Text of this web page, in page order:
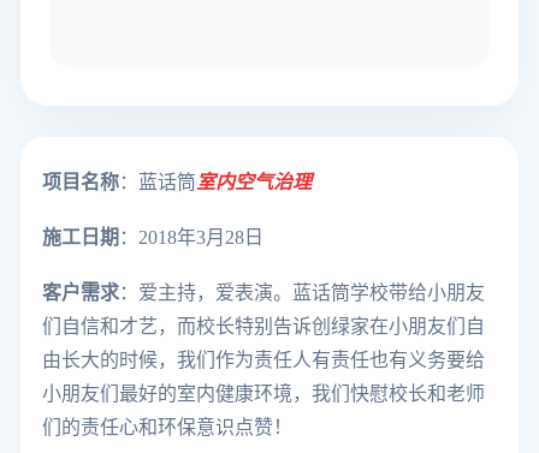
项目名称：蓝话筒 室内空气治理
施工日期 ：2018年3月28日
客户需求：爱主持，爱表演。蓝话筒学校带给小朋友
们自信和才艺，而校长特别告诉创绿家在小朋友们自
由长大的时候，我们作为责任人有责任也有义务要给
小朋友们最好的室内健康环境，我们快慰校长和老师
们的责任心和环保意识点赞！